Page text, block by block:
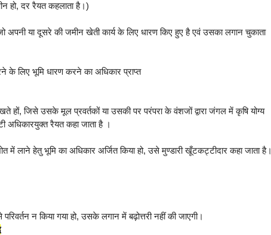
हो, दर रैयत कहलाता है।)
अपनी या दूसरे की जमीन खेती कार्य के लिए धारण किए हुए है एवं उसका लगान चुकाता
के लिए भूमि धारण करने का अधिकार प्राप्त
हों, जिसे उसके मूल प्रवर्तकों या उसकी पर परंपरा के वंशजों द्वारा जंगल में कृषि योग्य
अधिकारयुक्त रैयत कहा जाता है ।
में लाने हेतु भूमि का अधिकार अर्जित किया हो, उसे मुण्डारी खूँटकट्टीदार कहा जाता है।
न किया गया हो, उसके लगान में बढ़ोत्तरी नहीं की जाएगी।